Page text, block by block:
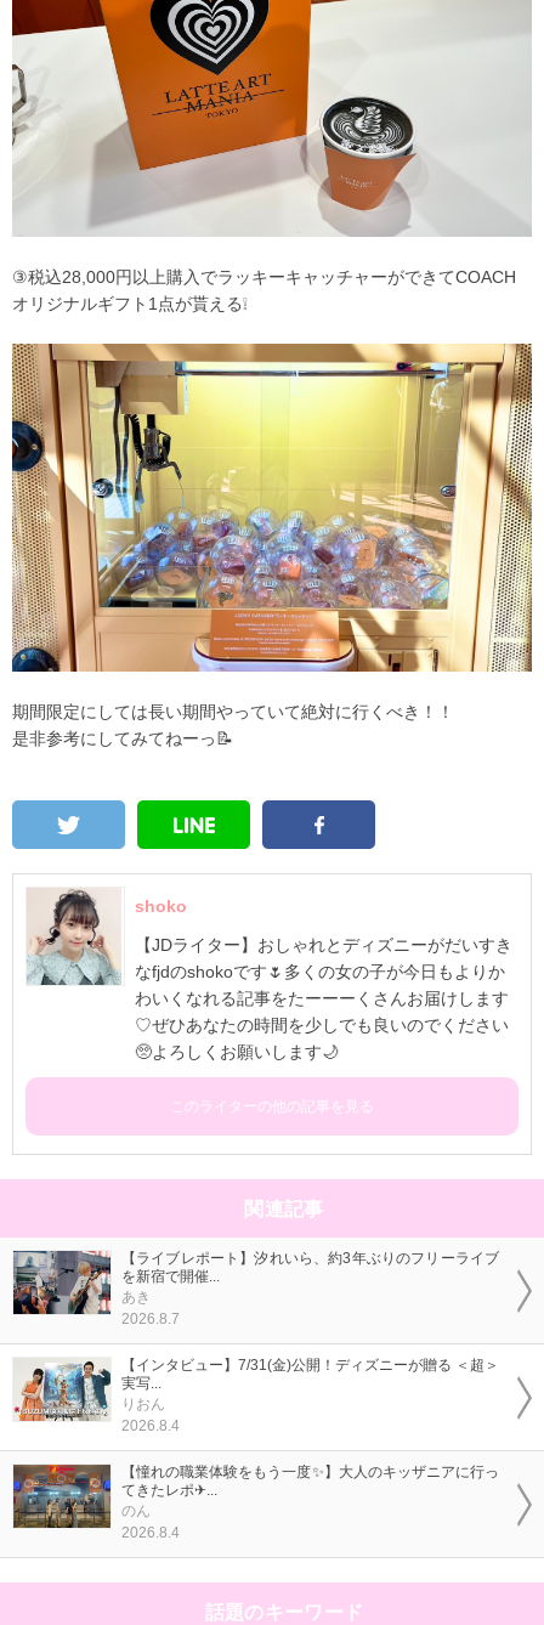
③税込28,000円以上購入でラッキーキャッチャーができてCOACH
オリジナルギフト1点が貰える❕
期間限定にしては長い期間やっていて絶対に行くべき！！
是非参考にしてみてねーっ📝
shoko
【JDライター】おしゃれとディズニーがだいすき
なfjdのshokoです🌷多くの女の子が今日もよりか
わいくなれる記事をたーーーくさんお届けします
♡ぜひあなたの時間を少しでも良いのでください
🥺よろしくお願いします🌙
このライターの他の記事を見る
関連記事
【ライブレポート】汐れいら、約3年ぶりのフリーライブ
を新宿で開催...
あき
2026.8.7
【インタビュー】7/31(金)公開！ディズニーが贈る ＜超＞
実写...
りおん
2026.8.4
【憧れの職業体験をもう一度✨】大人のキッザニアに行っ
てきたレポ✈...
のん
2026.8.4
話題のキーワード